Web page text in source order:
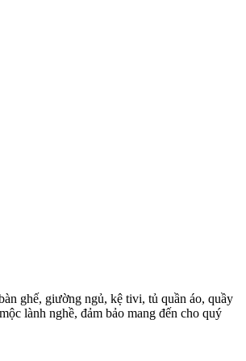
ghế, giường ngủ, kệ tivi, tủ quần áo, quầy
lành nghề, đảm bảo mang đến cho quý